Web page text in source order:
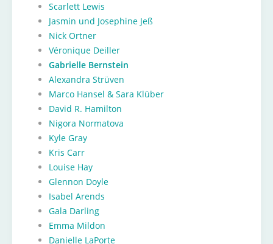
Scarlett Lewis
Jasmin und Josephine Jeß
Nick Ortner
Véronique Deiller
Gabrielle Bernstein
Alexandra Strüven
Marco Hansel & Sara Klüber
David R. Hamilton
Nigora Normatova
Kyle Gray
Kris Carr
Louise Hay
Glennon Doyle
Isabel Arends
Gala Darling
Emma Mildon
Danielle LaPorte